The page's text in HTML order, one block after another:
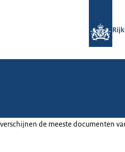
de meeste documenten